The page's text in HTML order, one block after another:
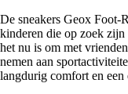
De sneakers Geox Foot-
kinderen die op zoek
het nu is om met
nemen aan
langdurig comfort en een